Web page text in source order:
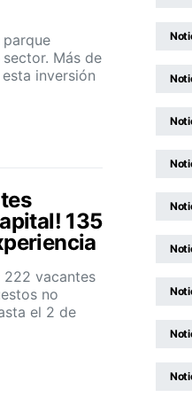
parque
Más de
inversión
135
vacantes
no
el 2 de